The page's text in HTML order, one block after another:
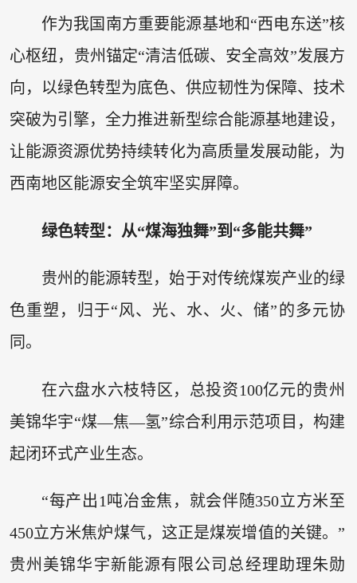
作为我国南方重要能源基地和“西电东送”核
心枢纽，贵州锚定“清洁低碳、安全高效”发展方
向，以绿色转型为底色、供应韧性为保障、技术
突破为引擎，全力推进新型综合能源基地建设，
让能源资源优势持续转化为高质量发展动能，为
西南地区能源安全筑牢坚实屏障。
绿色转型：从“煤海独舞”到“多能共舞”
贵州的能源转型，始于对传统煤炭产业的绿
色重塑，归于“风、光、水、火、储”的多元协
同。
在六盘水六枝特区，总投资100亿元的贵州
美锦华宇“煤—焦—氢”综合利用示范项目，构建
起闭环式产业生态。
“每产出1吨冶金焦，就会伴随350立方米至
450立方米焦炉煤气，这正是煤炭增值的关键。”
贵州美锦华宇新能源有限公司总经理助理朱勋